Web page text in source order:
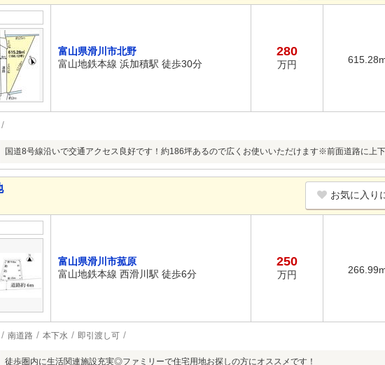
富山県滑川市北野
富山地鉄本線 浜加積駅 徒歩30分
280
万円
国道8号線沿いで交通アクセス良好です！約186坪あるので広くお使いいただけます※前面道路に上下
お気に入り
富山県滑川市菰原
富山地鉄本線 西滑川駅 徒歩6分
250
万円
南道路 本下水 即引渡し可
徒歩圏内に生活関連施設充実◎ファミリーで住宅用地お探しの方にオススメです！